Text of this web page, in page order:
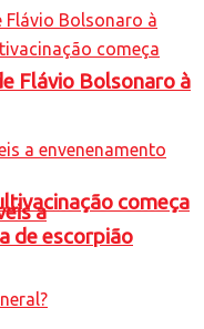
começa
Flávio Bolsonaro à
a
de escorpião